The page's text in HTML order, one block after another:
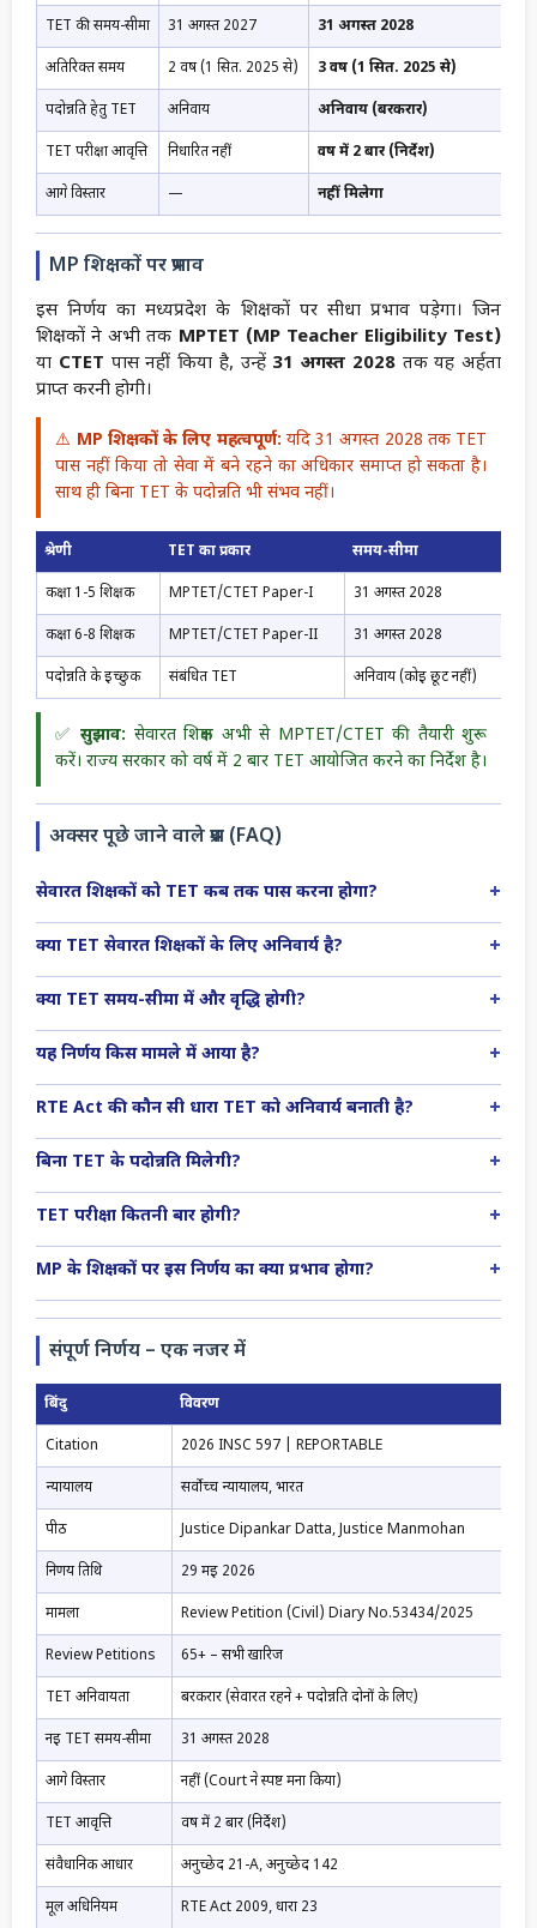
TET की समय-सीमा 31 अगस्त 2027 31 अगस्त 2028
अतिरिक्त समय 2 वर्ष (1 सित. 2025 से) 3 वर्ष (1 सित. 2025 से)
पदोन्नति हेतु TET अनिवार्य अनिवार्य (बरकरार)
TET परीक्षा आवृत्ति निर्धारित नहीं वर्ष में 2 बार (निर्देश)
आगे विस्तार — नहीं मिलेगा
MP शिक्षकों पर प्रभाव
इस निर्णय का मध्यप्रदेश के शिक्षकों पर सीधा प्रभाव पड़ेगा। जिन
शिक्षकों ने अभी तक MPTET (MP Teacher Eligibility Test)
या CTET पास नहीं किया है, उन्हें 31 अगस्त 2028तक यह अर्हता
प्राप्त करनी होगी।
⚠️ MP शिक्षकों के लिए महत्वपूर्ण: यदि 31 अगस्त 2028 तक TET
पास नहीं किया तो सेवा में बने रहने का अधिकार समाप्त हो सकता है।
साथ ही बिना TET के पदोन्नति भी संभव नहीं।
श्रेणी TET का प्रकार समय-सीमा
कक्षा 1-5 शिक्षक MPTET/CTET Paper-I 31 अगस्त 2028
कक्षा 6-8 शिक्षक MPTET/CTET Paper-II 31 अगस्त 2028
पदोन्नति के इच्छुक संबंधित TET अनिवार्य (कोई छूट नहीं)
✅ सुझाव: सेवारत शिक्षक अभी से MPTET/CTET की तैयारी शुरू
करें। राज्य सरकार को वर्ष में 2 बार TET आयोजित करने का निर्देश है।
अक्सर पूछे जाने वाले प्रश्न (FAQ)
सेवारत शिक्षकों को TET कब तक पास करना होगा? +
क्या TET सेवारत शिक्षकों के लिए अनिवार्य है? +
क्या TET समय-सीमा में और वृद्धि होगी? +
यह निर्णय किस मामले में आया है? +
RTE Act की कौन सी धारा TET को अनिवार्य बनाती है? +
बिना TET के पदोन्नति मिलेगी? +
TET परीक्षा कितनी बार होगी? +
MP के शिक्षकों पर इस निर्णय का क्या प्रभाव होगा? +
संपूर्ण निर्णय – एक नजर में
बिंदु विवरण
Citation 2026 INSC 597 | REPORTABLE
न्यायालय सर्वोच्च न्यायालय, भारत
पीठ Justice Dipankar Datta, Justice Manmohan
निर्णय तिथि 29 मई 2026
मामला Review Petition (Civil) Diary No.53434/2025
Review Petitions 65+ – सभी खारिज
TET अनिवार्यता बरकरार (सेवारत रहने + पदोन्नति दोनों के लिए)
नई TET समय-सीमा 31 अगस्त 2028
आगे विस्तार नहीं (Court ने स्पष्ट मना किया)
TET आवृत्ति वर्ष में 2 बार (निर्देश)
संवैधानिक आधार अनुच्छेद 21-A, अनुच्छेद 142
मूल अधिनियम RTE Act 2009, धारा 23